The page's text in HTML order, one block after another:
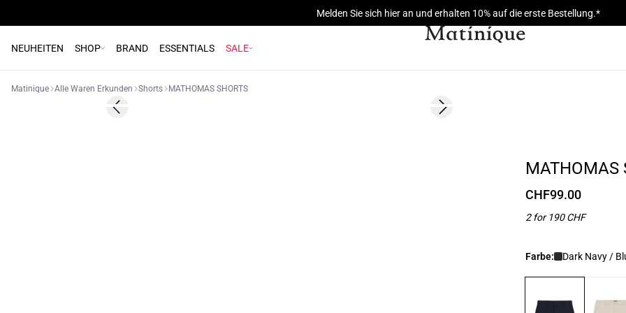
Melden Sie sich hier an und erhalten 10% auf die erste Bestellung.*
NEUHEITEN SHOP BRAND ESSENTIALS SALE
Matinique Alle Waren Erkunden Shorts MATHOMAS SHORTS
Previous slide Next slide
MATHOMAS
CHF99.00
2 for 190 CHF
Farbe: Dark Navy /